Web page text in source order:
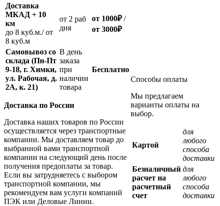
Доставка
МКАД + 10
км
до 8 куб.м./ от
8 куб.м
oт 2 раб
дня
от 1000₽/
от 3000₽
Самовывоз со
склада (Пн-Пт
9-18, г. Химки,
ул. Рабочая, д.
2А, к. 21)
В день
заказа
при
наличии
товара
Бесплатно
Доставка по России
Доставка наших товаров по России
осуществляется через транспортные
компании. Мы доставляем товар до
выбранной вами транспортной
компании на следующий день после
получения предоплаты за товар.
Если вы затрудняетесь с выбором
транспортной компании, мы
рекомендуем вам услуги компаний
ПЭК или Деловые Линии.
Способы оплаты
Мы предлагаем
варианты оплаты на
выбор.
Картой
для
любого
способа
доставки
Безналичный
расчет на
расчетный
счет
для
любого
способа
доставки